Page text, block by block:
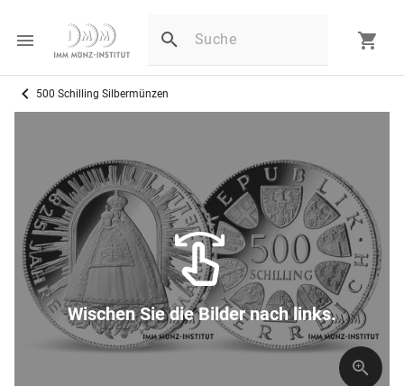
500 Schilling Silbermünzen
Wischen Sie die Bilder nach links.